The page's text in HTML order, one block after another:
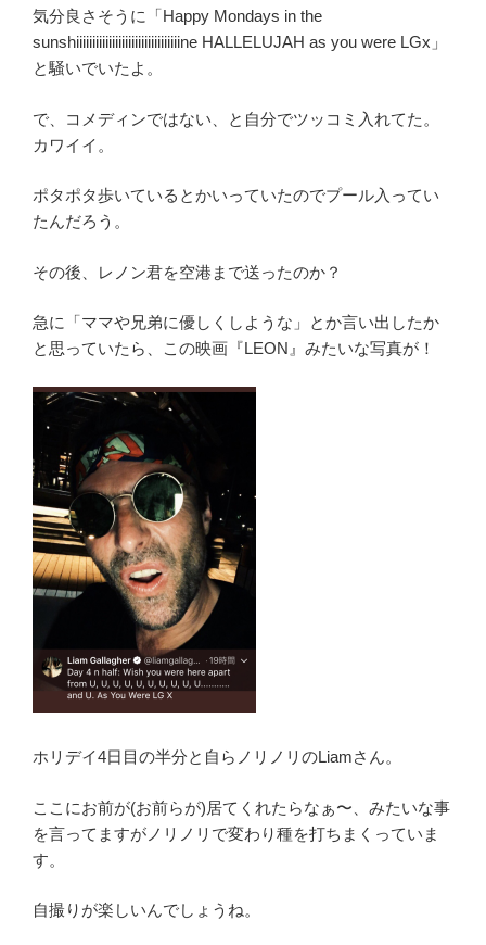
気分良さそうに「Happy Mondays in the
sunshiiiiiiiiiiiiiiiiiiiiiiiiiiiiiiiine HALLELUJAH as you were LGx」
と騒いでいたよ。
で、コメディンではない、と自分でツッコミ入れてた。
カワイイ。
ポタポタ歩いているとかいっていたのでプール入ってい
たんだろう。
その後、レノン君を空港まで送ったのか？
急に「ママや兄弟に優しくしような」とか言い出したか
と思っていたら、この映画『LEON』みたいな写真が！
ホリデイ4日目の半分と自らノリノリのLiamさん。
ここにお前が(お前らが)居てくれたらなぁ〜、みたいな事
を言ってますがノリノリで変わり種を打ちまくっていま
す。
自撮りが楽しいんでしょうね。